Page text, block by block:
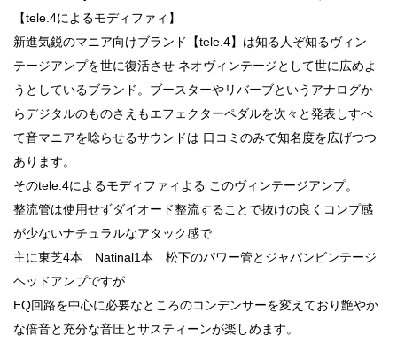
【tele.4によるモディファィ】
新進気鋭のマニア向けブランド【tele.4】は知る人ぞ知るヴィン
テージアンプを世に復活させ ネオヴィンテージとして世に広めよ
うとしているブランド。ブースターやリバーブというアナログか
らデジタルのものさえもエフェクターペダルを次々と発表しすべ
て音マニアを唸らせるサウンドは 口コミのみで知名度を広げつつ
あります。
そのtele.4によるモディファィよる このヴィンテージアンプ。
整流管は使用せずダイオード整流することで抜けの良くコンプ感
が少ないナチュラルなアタック感で
主に東芝4本 Natinal1本 松下のパワー管とジャパンビンテージ
ヘッドアンプですが
EQ回路を中心に必要なところのコンデンサーを変えており艶やか
な倍音と充分な音圧とサスティーンが楽しめます。